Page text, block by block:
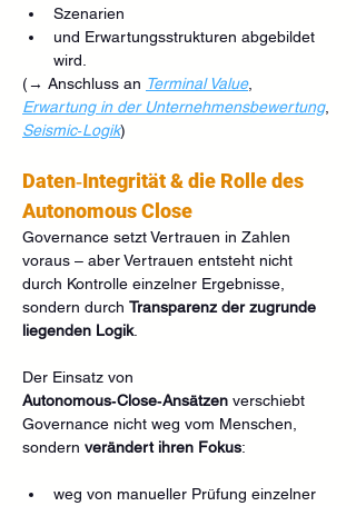
Szenarien
und Erwartungsstrukturen abgebildet
wird.
(→ Anschluss an Terminal Value,
Erwartung in der Unternehmensbewertung,
Seismic‑Logik)
Daten‑Integrität & die Rolle des
Autonomous Close
Governance setzt Vertrauen in Zahlen
voraus – aber Vertrauen entsteht nicht
durch Kontrolle einzelner Ergebnisse,
sondern durch Transparenz der zugrunde
liegenden Logik.
Der Einsatz von
Autonomous‑Close‑Ansätzen verschiebt
Governance nicht weg vom Menschen,
sondern verändert ihren Fokus:
weg von manueller Prüfung einzelner